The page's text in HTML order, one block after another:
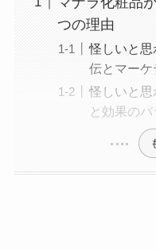
つの理由
怪しいと
伝とマー
怪しいと
と効果の